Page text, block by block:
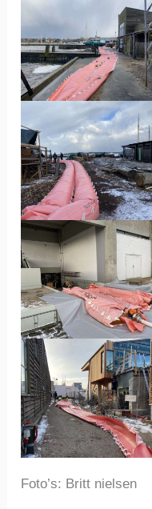
Foto’s: Britt nielsen